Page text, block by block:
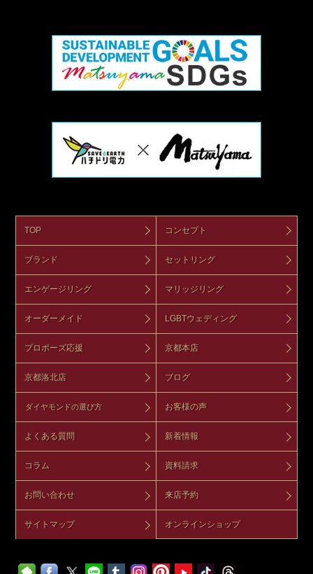
TOP コンセプト
ブランド セットリング
エンゲージリング マリッジリング
オーダーメイド LGBTウェディング
プロポーズ応援 京都本店
京都洛北店 ブログ
ダイヤモンドの選び方 お客様の声
よくある質問 新着情報
コラム 資料請求
お問い合わせ 来店予約
サイトマップ オンラインショップ